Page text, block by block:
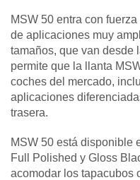
MSW 50 entra con
de aplicaciones muy
tamaños, que van desde
permite que la llanta
coches del mercado,
aplicaciones
trasera.
MSW 50 está disponible
Full Polished y Gloss
acomodar los tapacubos